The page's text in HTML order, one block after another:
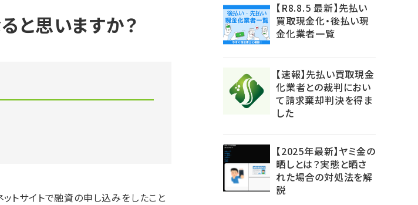
と思いますか？
トサイトで融資の申し込みをしたこと
【R8.8.5 最新】先払い
買取現金化・後払い現
金化業者一覧
【速報】先払い買取現金
化業者との裁判におい
て請求棄却判決を得ま
した
【2025年最新】ヤミ金の
晒しとは？実態と晒さ
れた場合の対処法を解
説